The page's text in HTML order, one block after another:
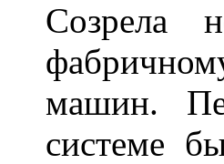
Созрела
машин.
системе